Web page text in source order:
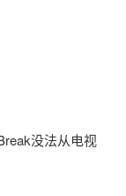
没法从电视